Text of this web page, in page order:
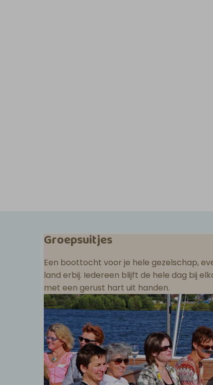
Groepsuitjes
Een boottocht voor je hele gezelschap,
land erbij. Iedereen blijft de hele dag bij
met een gerust hart uit handen.